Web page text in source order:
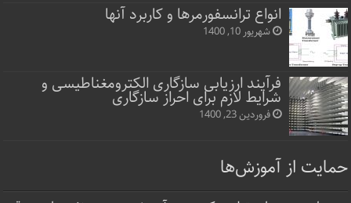
انواع ترانسفورمرها و کاربرد آنها
شهریور 10, 1400
فرآیند ارزیابی سازگاری الکترومغناطیسی و
شرایط لازم برای احراز سازگاری
فروردین 23, 1400
حمایت از آموزش‌ها